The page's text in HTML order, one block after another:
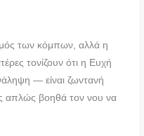
των κόμπων, αλλά η
τονίζουν ότι η Ευχή
— είναι ζωντανή
απλώς βοηθά τον νου να